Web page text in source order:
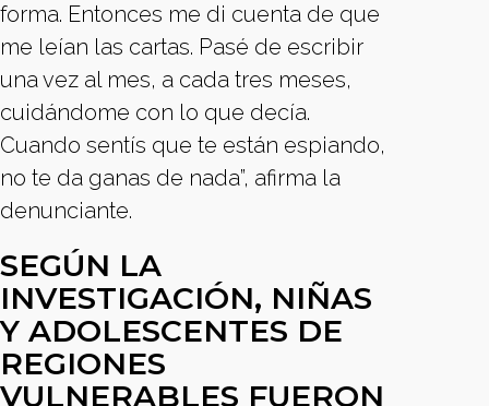
forma. Entonces me di cuenta de que
me leían las cartas. Pasé de escribir
una vez al mes, a cada tres meses,
cuidándome con lo que decía.
Cuando sentís que te están espiando,
no te da ganas de nada”, afirma la
denunciante.
SEGÚN LA
INVESTIGACIÓN, NIÑAS
Y ADOLESCENTES DE
REGIONES
VULNERABLES FUERON